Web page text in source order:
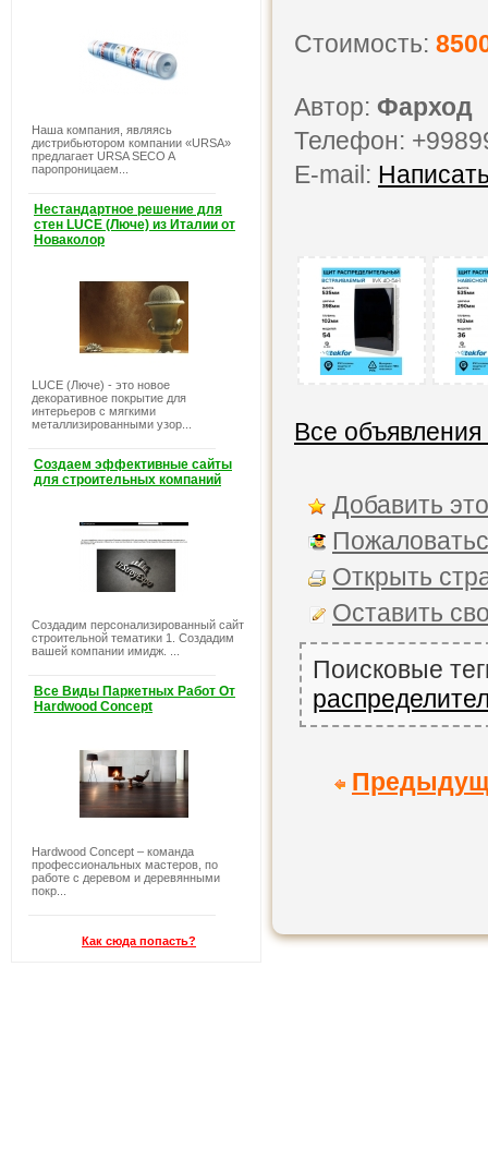
Наша компания, являясь
дистрибьютором компании «URSA»
предлагает URSA SECO A
паропроницаем...
Нестандартное решение для
стен LUCE (Люче) из Италии от
Новаколор
LUCE (Люче) - это новое
декоративное покрытие для
интерьеров с мягкими
металлизированными узор...
Создаем эффективные сайты
для строительных компаний
Создадим персонализированный сайт
строительной тематики 1. Создадим
вашей компании имидж. ...
Все Виды Паркетных Работ От
Hardwood Concept
Hardwood Concept – команда
профессиональных мастеров, по
работе с деревом и деревянными
покр...
Как сюда попасть?
Стоимость:
Автор: Фарход
Телефон:
E-mail:
Все объявления
Добавить
Открыть
Оставить
Поисковые